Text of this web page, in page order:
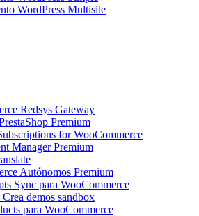
WordPress Multisite
Redsys Gateway
Premium
for WooCommerce
Manager Premium
Autónomos Premium
Sync para WooCommerce
demos sandbox
para WooCommerce